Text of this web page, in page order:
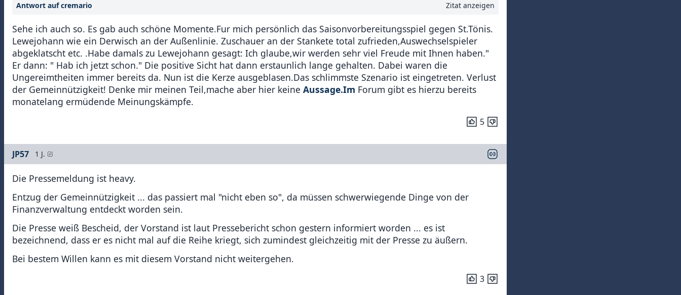
Antwort auf cremario Zitat anzeigen
Sehe ich auch so. Es gab auch schöne Momente.Fur mich persönlich das Saisonvorbereitungsspiel gegen St.Tönis.
Lewejohann wie ein Derwisch an der Außenlinie. Zuschauer an der Stankete total zufrieden,Auswechselspieler
abgeklatscht etc. .Habe damals zu Lewejohann gesagt: Ich glaube,wir werden sehr viel Freude mit Ihnen haben."
Er dann: " Hab ich jetzt schon." Die positive Sicht hat dann erstaunlich lange gehalten. Dabei waren die
Ungereimtheiten immer bereits da. Nun ist die Kerze ausgeblasen.Das schlimmste Szenario ist eingetreten. Verlust
der Gemeinnützigkeit! Denke mir meinen Teil,mache aber hier keine Aussage.Im Forum gibt es hierzu bereits
monatelang ermüdende Meinungskämpfe.
5
JP57 1 J.
Die Pressemeldung ist heavy.
Entzug der Gemeinnützigkeit ... das passiert mal "nicht eben so", da müssen schwerwiegende Dinge von der
Finanzverwaltung entdeckt worden sein.
Die Presse weiß Bescheid, der Vorstand ist laut Pressebericht schon gestern informiert worden ... es ist
bezeichnend, dass er es nicht mal auf die Reihe kriegt, sich zumindest gleichzeitig mit der Presse zu äußern.
Bei bestem Willen kann es mit diesem Vorstand nicht weitergehen.
3